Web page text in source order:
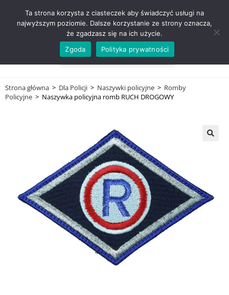
ZADZWOŃ TEL. 600 352 938
Strona główna > Dla Policji > Naszywki policyjne > Romby
Policyjne > Naszywka policyjna romb RUCH DROGOWY
Ta strona korzysta z ciasteczek aby świadczyć usługi na
najwyższym poziomie. Dalsze korzystanie ze strony oznacza,
że zgadzasz się na ich użycie.
Zgoda
Polityka prywatności